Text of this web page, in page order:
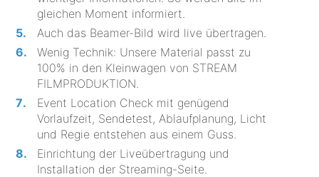
gleichen Moment informiert.
Auch das Beamer-Bild wird live übertragen.
Wenig Technik: Unsere Material passt zu
100% in den Kleinwagen von STREAM
FILMPRODUKTION.
Event Location Check mit genügend
Vorlaufzeit, Sendetest, Ablaufplanung, Licht
und Regie entstehen aus einem Guss.
Einrichtung der Liveübertragung und
Installation der Streaming-Seite.